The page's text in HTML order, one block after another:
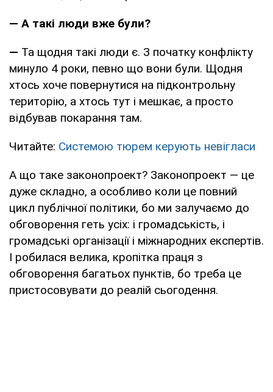
— А такі люди вже були?
— Та щодня такі люди є. З початку конфлікту
минуло 4 роки, певно що вони були. Щодня
хтось хоче повернутися на підконтрольну
територію, а хтось тут і мешкає, а просто
відбував покарання там.
Читайте: Системою тюрем керують невігласи
А що таке законопроект? Законопроект — це
дуже складно, а особливо коли це повний
цикл публічної політики, бо ми залучаємо до
обговорення геть усіх: і громадськість, і
громадські організації і міжнародних експертів.
І робилася велика, кропітка праця з
обговорення багатьох пунктів, бо треба це
пристосовувати до реалій сьогодення.